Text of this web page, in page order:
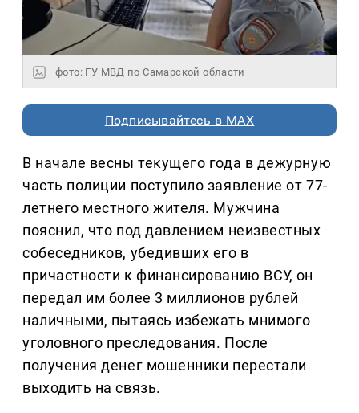
фото: ГУ МВД по Самарской области
Подписывайтесь в MAX
В начале весны текущего года в дежурную
часть полиции поступило заявление от 77-
летнего местного жителя. Мужчина
пояснил, что под давлением неизвестных
собеседников, убедивших его в
причастности к финансированию ВСУ, он
передал им более 3 миллионов рублей
наличными, пытаясь избежать мнимого
уголовного преследования. После
получения денег мошенники перестали
выходить на связь.